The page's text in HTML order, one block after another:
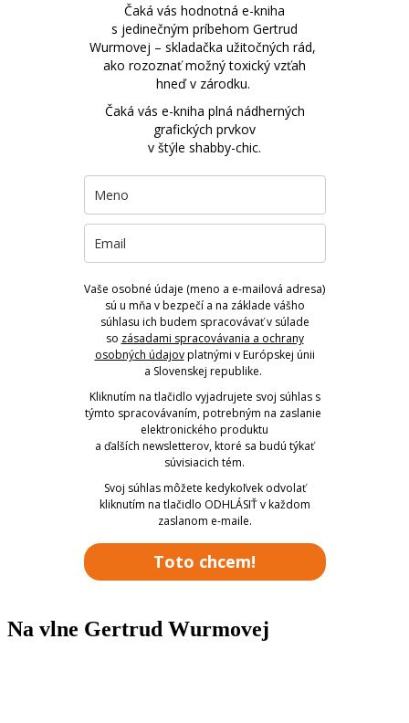
Čaká vás hodnotná e-kniha
s jedinečným príbehom Gertrud
Wurmovej – skladačka užitočných rád,
ako rozoznať možný toxický vzťah
hneď v zárodku.
Čaká vás e-kniha plná nádherných
grafických prvkov
v štýle shabby-chic.
Vaše osobné údaje (meno a e-mailová adresa)
sú u mňa v bezpečí a na základe vášho
súhlasu ich budem spracovávať v súlade
so zásadami spracovávania a ochrany
osobných údajovplatnými v Európskej únii
a Slovenskej republike.
Kliknutím na tlačidlo vyjadrujete svoj súhlas s
týmto spracovávaním, potrebným na zaslanie
elektronického produktu
a ďalších newsletterov, ktoré sa budú týkať
súvisiacich tém.
Svoj súhlas môžete kedykoľvek odvolať
kliknutím na tlačidlo ODHLÁSIŤ v každom
zaslanom e-maile.
Toto chcem!
Na vlne Gertrud Wurmovej